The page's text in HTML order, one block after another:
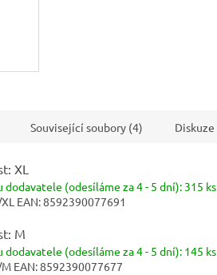
Související soubory (4) Diskuze
XL
dodavatele (odesíláme za 4 - 5 dní): 315 ks
EAN:8592390077691
M
dodavatele (odesíláme za 4 - 5 dní): 145 ks
EAN:8592390077677